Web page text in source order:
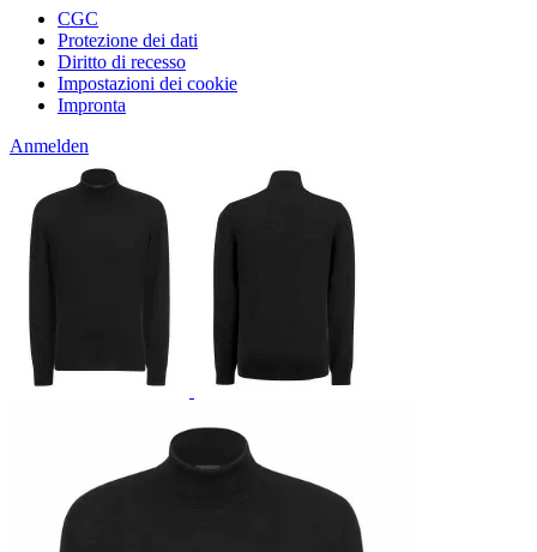
CGC
Protezione dei dati
Diritto di recesso
Impostazioni dei cookie
Impronta
Anmelden